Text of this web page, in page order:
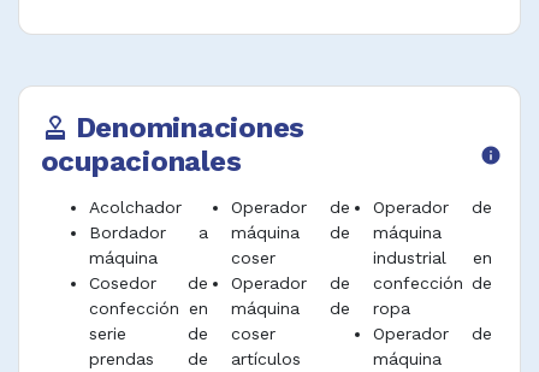
approval Denominaciones
ocupacionales
info
Acolchador
Bordador a
máquina
Cosedor de
confección en
serie de
prendas de
Operador de
máquina de
coser
Operador de
máquina de
coser
artículos
Operador de
máquina
industrial en
confección de
ropa
Operador de
máquina